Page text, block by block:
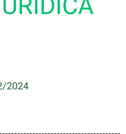
2024